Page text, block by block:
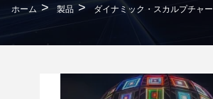
ホーム > 製品 > ダイナミック・スカルプチャー